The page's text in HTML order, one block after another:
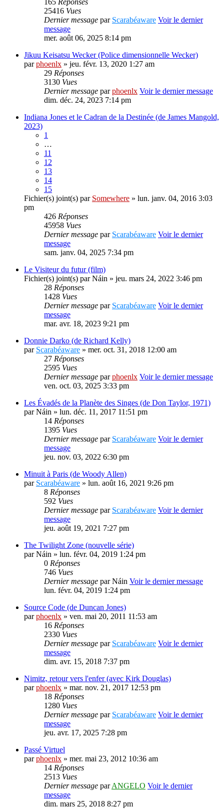
165 Réponses
25416 Vues
Dernier message par Scarabéaware Voir le dernier
message
mer. août 06, 2025 8:14 pm
Jikuu Keisatsu Wecker (Police dimensionnelle Wecker)
parphoenlx » jeu. févr. 13, 2020 1:27 am
29 Réponses
3130 Vues
Dernier message parphoenlx Voir le dernier message
dim. déc. 24, 2023 7:14 pm
Indiana Jones et le Cadran de la Destinée (de James Mangold,
2023)
1
…
11
12
13
14
15
Fichier(s) joint(s) par Somewhere » lun. janv. 04, 2016 3:03
pm
426 Réponses
45958 Vues
Dernier message par Scarabéaware Voir le dernier
message
sam. janv. 04, 2025 7:34 pm
Le Visiteur du futur (film)
Fichier(s) joint(s) parNáin » jeu. mars 24, 2022 3:46 pm
28 Réponses
1428 Vues
Dernier message par Scarabéaware Voir le dernier
message
mar. avr. 18, 2023 9:21 pm
Donnie Darko (de Richard Kelly)
par Scarabéaware » mer. oct. 31, 2018 12:00 am
27 Réponses
2595 Vues
Dernier message parphoenlx Voir le dernier message
ven. oct. 03, 2025 3:33 pm
Les Évadés de la Planète des Singes (de Don Taylor, 1971)
parNáin » lun. déc. 11, 2017 11:51 pm
14 Réponses
1395 Vues
Dernier message par Scarabéaware Voir le dernier
message
jeu. nov. 03, 2022 6:30 pm
Minuit à Paris (de Woody Allen)
par Scarabéaware » lun. août 16, 2021 9:26 pm
8 Réponses
592 Vues
Dernier message par Scarabéaware Voir le dernier
message
jeu. août 19, 2021 7:27 pm
The Twilight Zone (nouvelle série)
parNáin » lun. févr. 04, 2019 1:24 pm
0 Réponses
746 Vues
Dernier message parNáin Voir le dernier message
lun. févr. 04, 2019 1:24 pm
Source Code (de Duncan Jones)
parphoenlx » ven. mai 20, 2011 11:53 am
16 Réponses
2330 Vues
Dernier message par Scarabéaware Voir le dernier
message
dim. avr. 15, 2018 7:37 pm
Nimitz, retour vers l'enfer (avec Kirk Douglas)
parphoenlx » mar. nov. 21, 2017 12:53 pm
18 Réponses
1280 Vues
Dernier message par Scarabéaware Voir le dernier
message
jeu. avr. 17, 2025 7:28 pm
Passé Virtuel
parphoenlx » mer. mai 23, 2012 10:36 am
14 Réponses
2513 Vues
Dernier message parANGELO Voir le dernier
message
dim. mars 25, 2018 8:27 pm